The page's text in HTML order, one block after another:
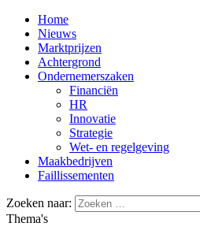
Home
Nieuws
Marktprijzen
Achtergrond
Ondernemerszaken
Financiën
HR
Innovatie
Strategie
Wet- en regelgeving
Maakbedrijven
Faillissementen
Zoeken naar:
Thema's